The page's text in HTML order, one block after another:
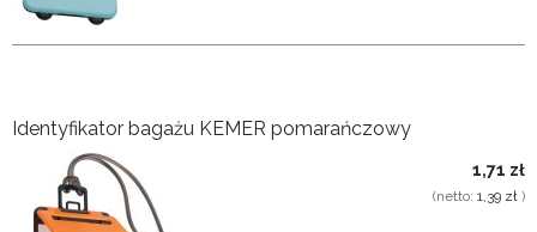
Identyfikator bagażu KEMER pomarańczowy
1,71 zł
(netto: 1,39 zł )